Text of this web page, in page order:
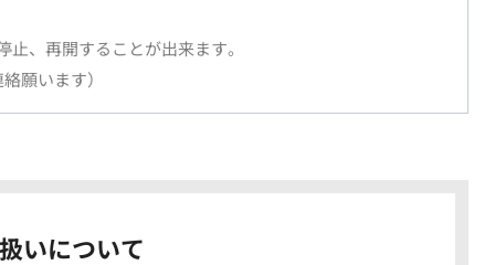
、再開することが出来ます。
願います）
いについて